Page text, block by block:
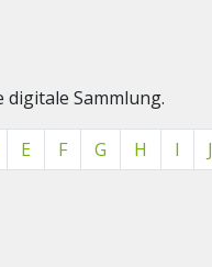
digitale Sammlung.
E F G H I J